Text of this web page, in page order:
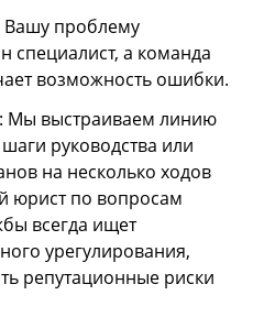
Вашу проблему
специалист, а команда
возможность ошибки.
Мы выстраиваем линию
руководства или
на несколько ходов
юрист по вопросам
всегда ищет
урегулирования,
репутационные риски